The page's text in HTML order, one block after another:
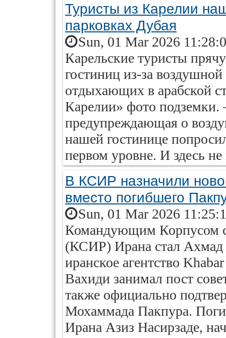
Туристы из Карелии
парковках Дубая
Sun, 01 Mar 2026
Карельские туристы
гостиниц из-за
отдыхающих в арабской
Карелии» фото
предупреждающая о
нашей гостинице
первом уровне. И здесь
В КСИР назначили
вместо погибшего
Sun, 01 Mar 2026
Командующим Корпусом
(КСИР) Ирана стал Ахмад
иранское агентство
Вахиди занимал пост
также официально
Мохаммада Пакпура.
Ирана Азиз Насирзаде,